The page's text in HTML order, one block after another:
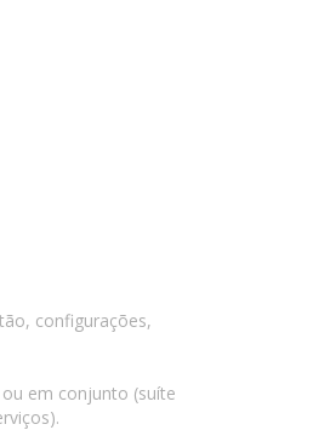
configurações,
em conjunto (suíte